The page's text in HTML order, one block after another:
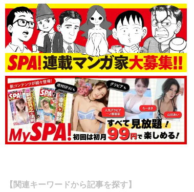
【関連キーワードから記事を探す】